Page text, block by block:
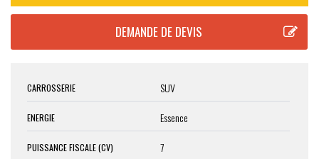
CARROSSERIE SUV
ENERGIE Essence
PUISSANCE FISCALE (CV) 7